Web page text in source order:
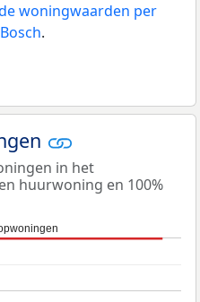
woningwaarden per
.
in het
huurwoning en 100%